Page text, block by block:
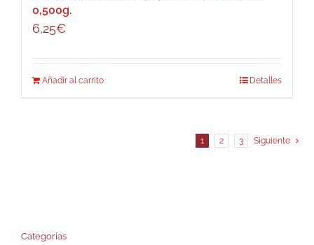
0,500g.
6,25€
Añadir al carrito Detalles
1 2 3 Siguiente
Categorías